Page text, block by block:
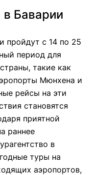
в Баварии
пройдут с 14 по 25
период для
такие как
Мюнхена и
рейсы на эти
становятся
приятной
раннее
в
туры на
аэропортов,